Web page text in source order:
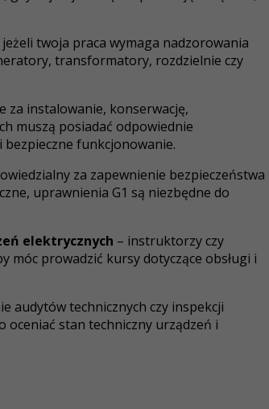
jeżeli twoja praca wymaga nadzorowania
transformatory, rozdzielnie czy
za instalowanie, konserwację,
muszą posiadać odpowiednie
funkcjonowanie.
za zapewnienie bezpieczeństwa
uprawnienia G1 są niezbędne do
elektrycznych – instruktorzy czy
móc prowadzić kursy dotyczące obsługi i
audytów technicznych czy inspekcji
oceniać stan techniczny urządzeń i